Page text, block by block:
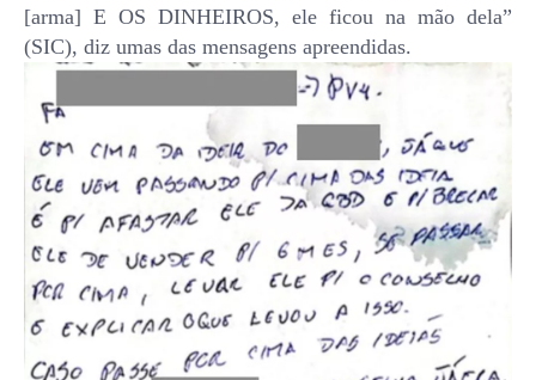
[arma] E OS DINHEIROS, ele ficou na mão dela”
(SIC), diz umas das mensagens apreendidas.